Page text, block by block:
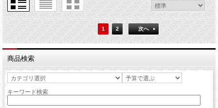
1 2 次へ
商品検索
キーワード検索